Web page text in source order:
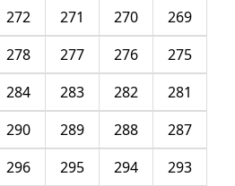
269
270
271
272
275
276
277
278
281
282
283
284
287
288
289
290
293
294
295
296